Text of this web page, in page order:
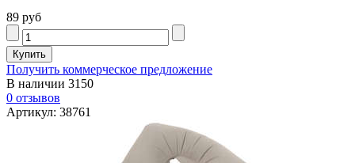
89 руб
Получить коммерческое предложение
В наличии 3150
0 отзывов
Артикул: 38761